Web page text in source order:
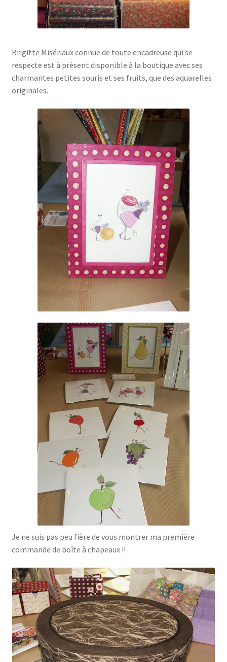
Brigitte Misériaux connue de toute encadreuse qui se
respecte est à présent disponible à la boutique avec ses
charmantes petites souris et ses fruits, que des aquarelles
originales.
Je ne suis pas peu fière de vous montrer ma première
commande de boîte à chapeaux !!